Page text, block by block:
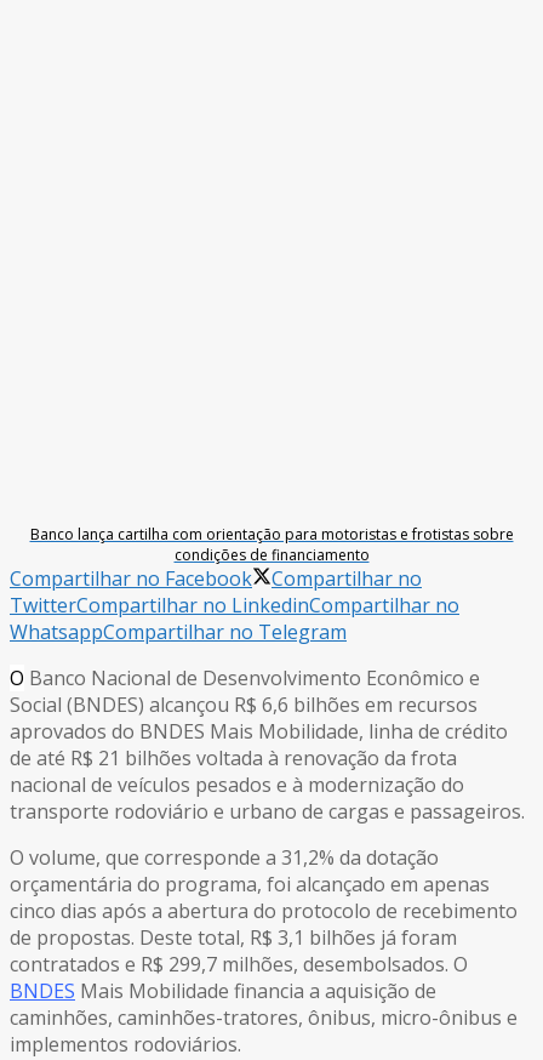
Banco lança cartilha com orientação para motoristas e frotistas sobre
condições de financiamento
Compartilhar no Facebook
Compartilhar no
TwitterCompartilhar no LinkedinCompartilhar no
WhatsappCompartilhar no Telegram
O Banco Nacional de Desenvolvimento Econômico e
Social (BNDES) alcançou R$ 6,6 bilhões em recursos
aprovados do BNDES Mais Mobilidade, linha de crédito
de até R$ 21 bilhões voltada à renovação da frota
nacional de veículos pesados e à modernização do
transporte rodoviário e urbano de cargas e passageiros.
O volume, que corresponde a 31,2% da dotação
orçamentária do programa, foi alcançado em apenas
cinco dias após a abertura do protocolo de recebimento
de propostas. Deste total, R$ 3,1 bilhões já foram
contratados e R$ 299,7 milhões, desembolsados. O
BNDES Mais Mobilidade financia a aquisição de
caminhões, caminhões-tratores, ônibus, micro-ônibus e
implementos rodoviários.